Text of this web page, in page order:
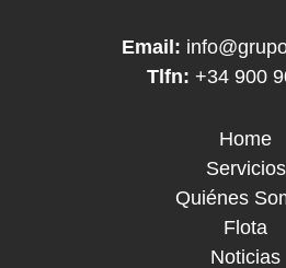
Email:
Tlfn: +34 900
Home
Servicios
Quiénes
Flota
Noticias